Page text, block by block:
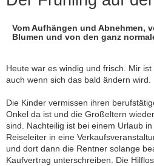
Vom Aufhängen und Abnehmen,
Blumen und von den ganz
Heute war es windig und frisch. Mir
auch wenn sich das bald ändern wird.
Die Kinder vermissen ihren
Onkel da ist und die Großeltern
sind. Nachteilig ist bei einem Urlaub
Reiseleiter in eine
und dort dann die Rentner solange
Kaufvertrag unterschreiben. Die